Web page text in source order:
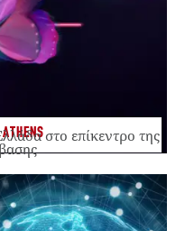
στο επίκεντρο της